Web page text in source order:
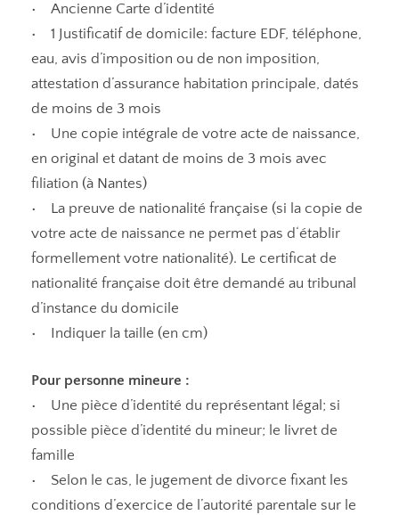
• Ancienne Carte d’identité
• 1 Justificatif de domicile: facture EDF, téléphone,
eau, avis d’imposition ou de non imposition,
attestation d’assurance habitation principale, datés
de moins de 3 mois
• Une copie intégrale de votre acte de naissance,
en original et datant de moins de 3 mois avec
filiation (à Nantes)
• La preuve de nationalité française (si la copie de
votre acte de naissance ne permet pas d‘établir
formellement votre nationalité). Le certificat de
nationalité française doit être demandé au tribunal
d’instance du domicile
• Indiquer la taille (en cm)
Pour personne mineure :
• Une pièce d’identité du représentant légal; si
possible pièce d’identité du mineur; le livret de
famille
• Selon le cas, le jugement de divorce fixant les
conditions d’exercice de l’autorité parentale sur le